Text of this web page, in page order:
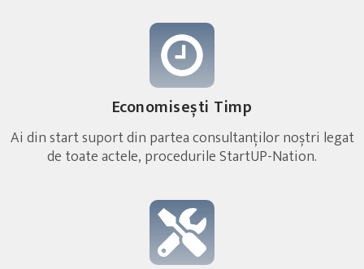
Economisești Timp
Ai din start suport din partea consultanților noștri legat
de toate actele, procedurile StartUP-Nation.